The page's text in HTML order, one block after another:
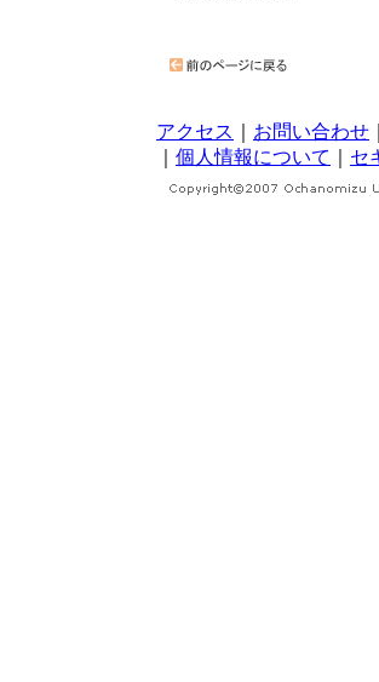
アクセス お問い合わせ
個人情報について セ